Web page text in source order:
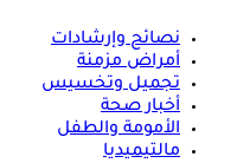
نصائح وإرشادات
أمراض مزمنة
تجميل وتخسيس
أخبار صحة
الأمومة والطفل
مالتيميديا